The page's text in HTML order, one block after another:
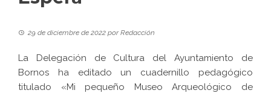
29 de diciembre de 2022 porRedacción
La Delegación de Cultura del Ayuntamiento de
Bornos ha editado un cuadernillo pedagógico
titulado «Mi pequeño Museo Arqueológico de